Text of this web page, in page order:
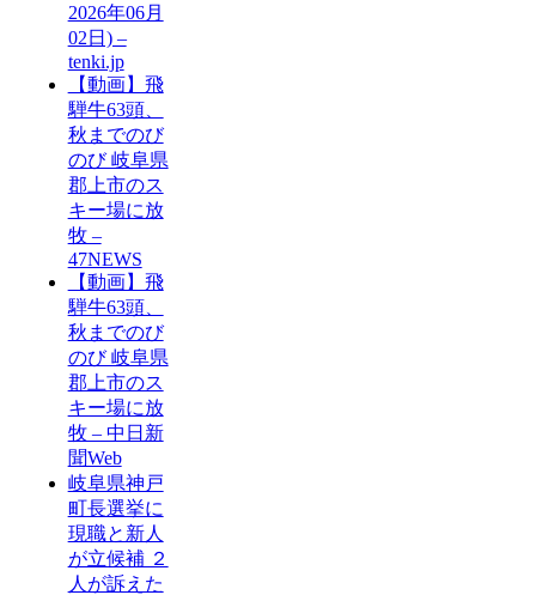
2026年06月
02日) –
tenki.jp
【動画】飛
騨牛63頭、
秋までのび
のび 岐阜県
郡上市のス
キー場に放
牧 –
47NEWS
【動画】飛
騨牛63頭、
秋までのび
のび 岐阜県
郡上市のス
キー場に放
牧 – 中日新
聞Web
岐阜県神戸
町長選挙に
現職と新人
が立候補 ２
人が訴えた